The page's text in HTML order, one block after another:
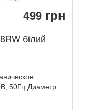
499 грн
білий
50Гц Диаметр: